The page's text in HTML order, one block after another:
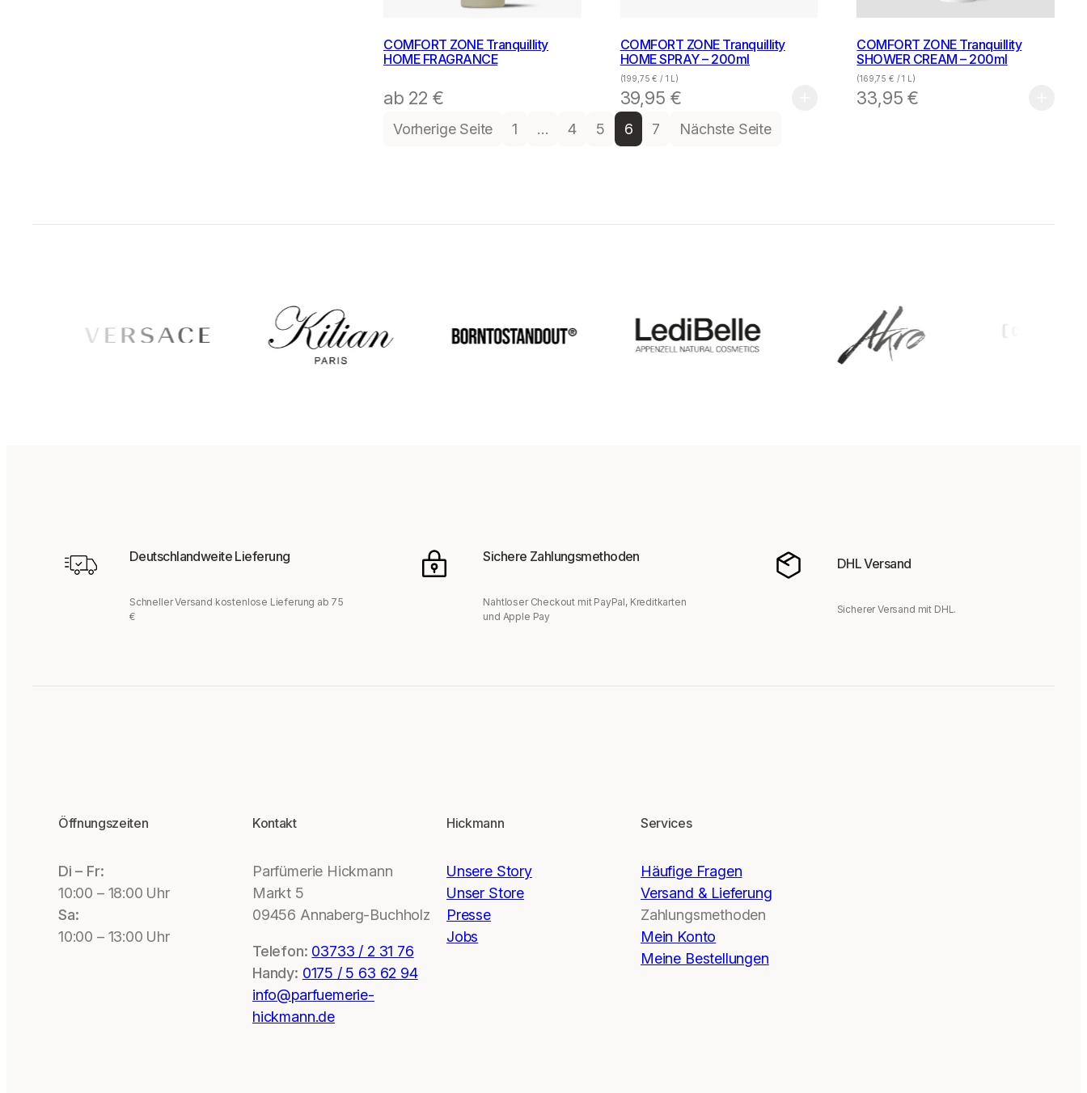
COMFORT ZONE Tranquillity
HOME FRAGRANCE
ab 22 €
COMFORT ZONE Tranquillity
HOME SPRAY – 200ml
(199,75€ / 1 L)
39,95 €
COMFORT ZONE Tranquillity
SHOWER CREAM – 200ml
(169,75 € / 1 L)
33,95€
Vorherige Seite 1 … 4 5 6 7 Nächste Seite
Deutschlandweite Lieferung
Schneller Versand kostenlose Lieferung ab 75
€
Sichere Zahlungsmethoden
Nahtloser Checkout mit PayPal, Kreditkarten
und Apple Pay
DHL Versand
Sicherer Versand mit DHL.
Öffnungszeiten
Di – Fr:
10:00 – 18:00 Uhr
Sa:
10:00 – 13:00 Uhr
Kontakt
Parfümerie Hickmann
Markt 5
09456 Annaberg-Buchholz
Telefon: 03733 / 2 31 76
Handy: 0175 / 5 63 62 94
info@parfuemerie-
hickmann.de
Hickmann
Unsere Story
Unser Store
Presse
Jobs
Services
Häufige Fragen
Versand & Lieferung
Zahlungsmethoden
Mein Konto
Meine Bestellungen